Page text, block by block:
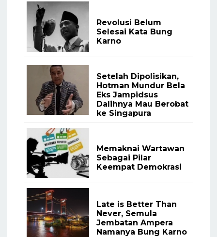
Revolusi Belum
Selesai Kata Bung
Karno
Setelah Dipolisikan,
Hotman Mundur Bela
Eks Jampidsus
Dalihnya Mau Berobat
ke Singapura
Memaknai Wartawan
Sebagai Pilar
Keempat Demokrasi
Late is Better Than
Never, Semula
Jembatan Ampera
Namanya Bung Karno